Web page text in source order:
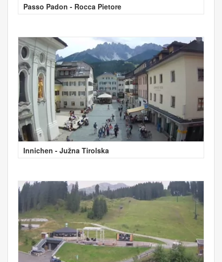
Passo Padon - Rocca Pietore
Innichen - Južna Tirolska